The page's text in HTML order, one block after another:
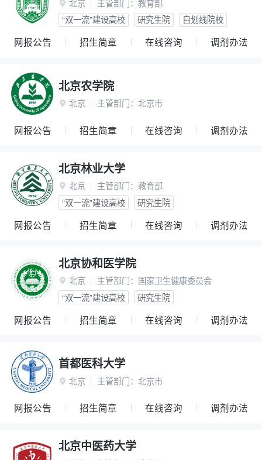
 北京 主管部门： 教育部
“双一流”建设高校
研究生院 自划线院校
网报公告 招生简章 在线咨询 调剂办法
北京农学院
 北京 主管部门： 北京市
网报公告 招生简章 在线咨询 调剂办法
北京林业大学
 北京 主管部门： 教育部
“双一流”建设高校
研究生院
网报公告 招生简章 在线咨询 调剂办法
北京协和医学院
 北京 主管部门： 国家卫生健康委员会
“双一流”建设高校
研究生院
网报公告 招生简章 在线咨询 调剂办法
首都医科大学
 北京 主管部门： 北京市
网报公告 招生简章 在线咨询 调剂办法
北京中医药大学